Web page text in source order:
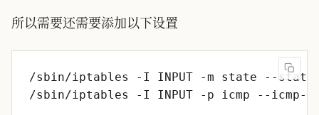
所以需要还需要添加以下设置